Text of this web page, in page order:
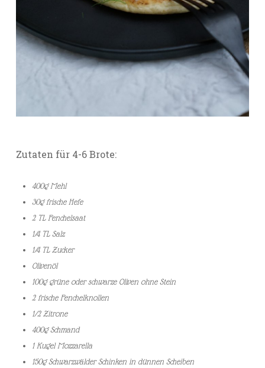
Zutaten für 4-6 Brote:
400g Mehl
30g frische Hefe
2 TL Fenchelsaat
1/4 TL Salz
1/4 TL Zucker
Olivenöl
100g grüne oder schwarze Oliven ohne Stein
2 frische Fenchelknollen
1/2 Zitrone
400g Schmand
1 Kugel Mozzarella
150g Schwarzwälder Schinken in dünnen Scheiben